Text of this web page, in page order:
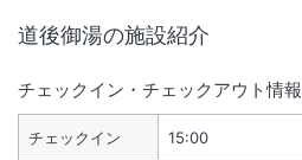
道後御湯の施設紹介
チェックイン・チェックアウト情報
チェックイン 15:00